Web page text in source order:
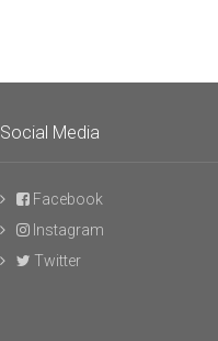
Social Media
Facebook
Instagram
Twitter